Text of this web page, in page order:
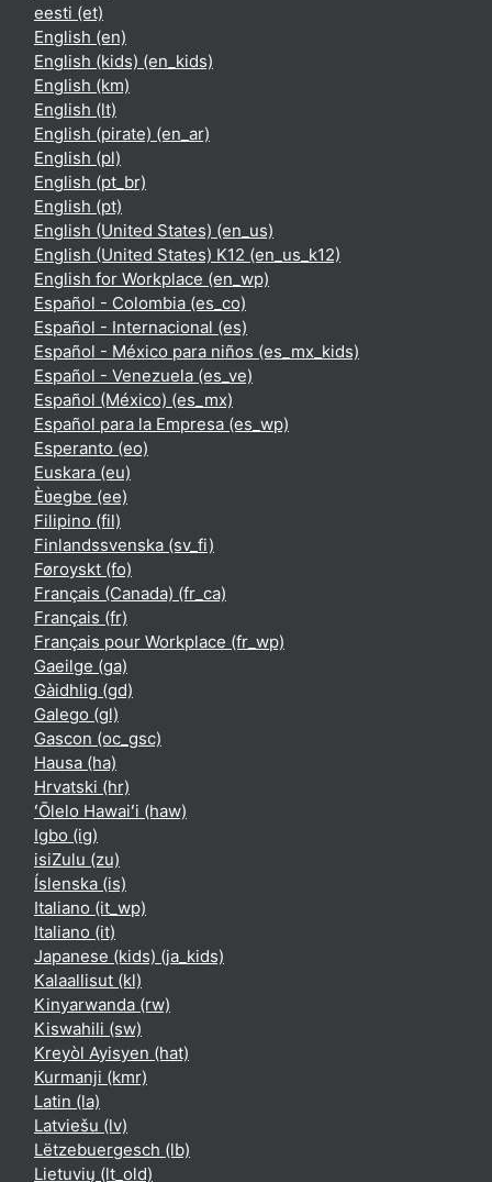
eesti ‎(et)‎
English ‎(en)‎
English (kids) ‎(en_kids)‎
English ‎(km)‎
English ‎(lt)‎
English (pirate) ‎(en_ar)‎
English ‎(pl)‎
English ‎(pt_br)‎
English ‎(pt)‎
English (United States) ‎(en_us)‎
English (United States) K12 ‎(en_us_k12)‎
English for Workplace ‎(en_wp)‎
Español - Colombia ‎(es_co)‎
Español - Internacional ‎(es)‎
Español - México para niños ‎(es_mx_kids)‎
Español - Venezuela ‎(es_ve)‎
Español (México) ‎(es_mx)‎
Español para la Empresa ‎(es_wp)‎
Esperanto ‎(eo)‎
Euskara ‎(eu)‎
Èʋegbe ‎(ee)‎
Filipino ‎(fil)‎
Finlandssvenska ‎(sv_fi)‎
Føroyskt ‎(fo)‎
Français (Canada) ‎(fr_ca)‎
Français ‎(fr)‎
Français pour Workplace ‎(fr_wp)‎
Gaeilge ‎(ga)‎
Gàidhlig ‎(gd)‎
Galego ‎(gl)‎
Gascon ‎(oc_gsc)‎
Hausa ‎(ha)‎
Hrvatski ‎(hr)‎
ʻŌlelo Hawaiʻi ‎(haw)‎
Igbo ‎(ig)‎
isiZulu ‎(zu)‎
Íslenska ‎(is)‎
Italiano ‎(it_wp)‎
Italiano ‎(it)‎
Japanese (kids) ‎(ja_kids)‎
Kalaallisut ‎(kl)‎
Kinyarwanda ‎(rw)‎
Kiswahili ‎(sw)‎
Kreyòl Ayisyen ‎(hat)‎
Kurmanji ‎(kmr)‎
Latin ‎(la)‎
Latviešu ‎(lv)‎
Lëtzebuergesch ‎(lb)‎
Lietuvių ‎(lt_old)‎